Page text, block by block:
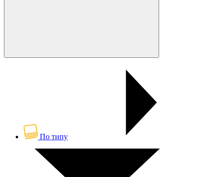
По типу